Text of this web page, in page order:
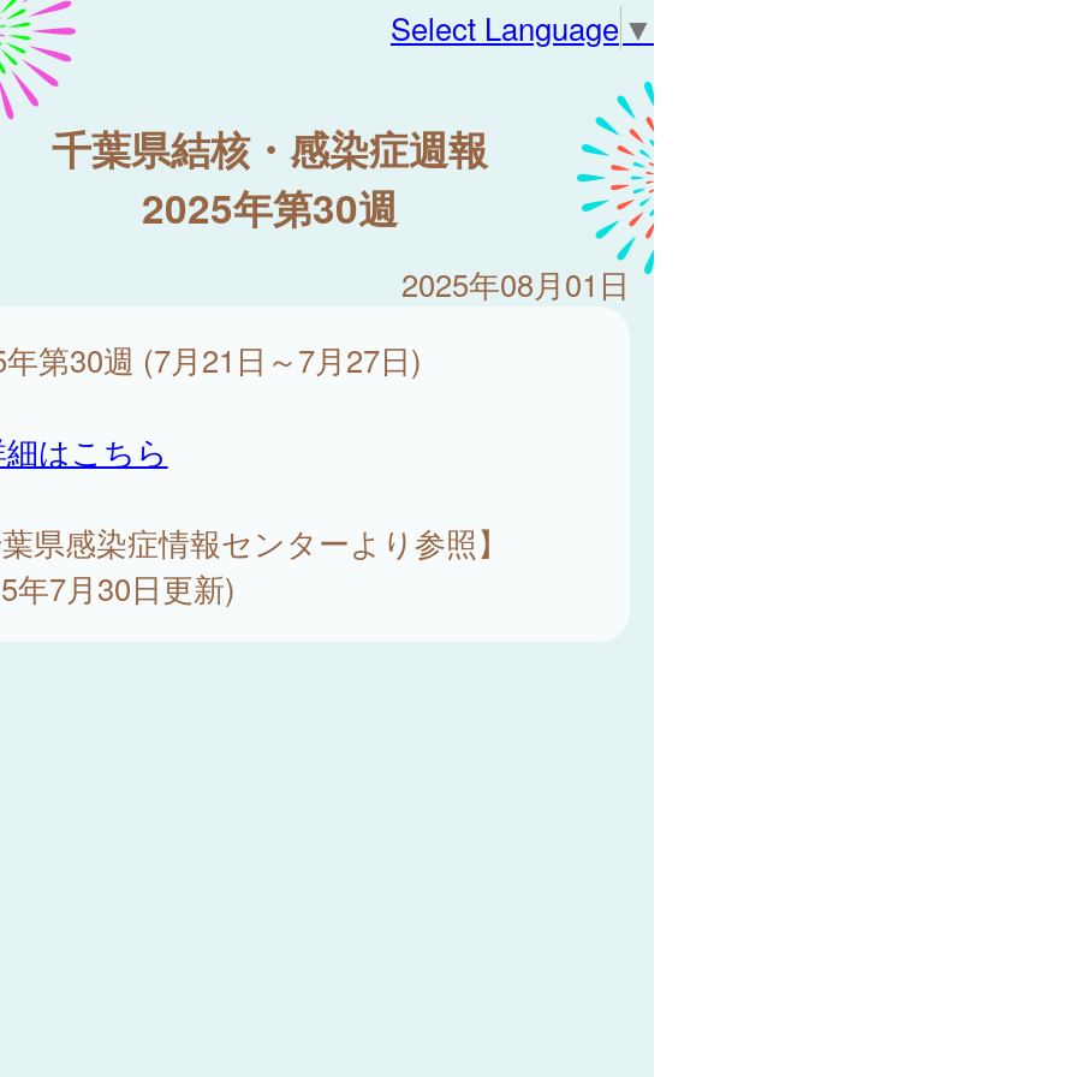
Select Language ▼
千葉県結核・感染症週報
2025年第30週
2025年08月01日
第30週 (7月21日～7月27日)
はこちら
県感染症情報センターより参照】
年7月30日更新)